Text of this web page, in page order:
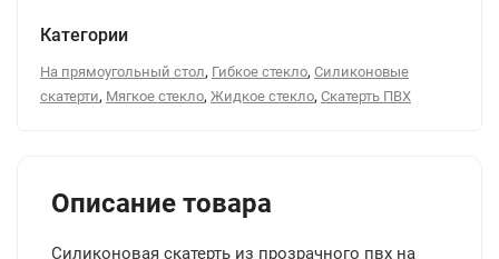
Категории
На прямоугольный стол, Гибкое стекло, Силиконовые
скатерти, Мягкое стекло, Жидкое стекло, Скатерть ПВХ
Описание товара
Силиконовая скатерть из прозрачного пвх на